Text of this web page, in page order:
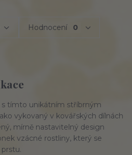
Hodnocení 0
tímto unikátním stříbrným
vykovaný v kovářských dílnách
mírně nastavitelný design
vzácné rostliny, který se